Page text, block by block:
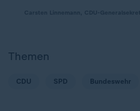
Themen
CDU SPD Bundeswehr